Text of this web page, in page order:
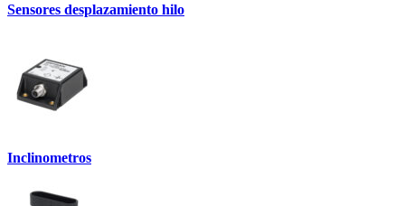
Sensores desplazamiento hilo
Inclinometros